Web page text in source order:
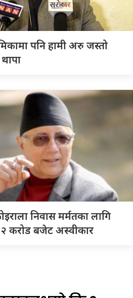
पनि हामी अरु जस्तो
निवास मर्मतका लागि
२ करोड बजेट अस्वीकार